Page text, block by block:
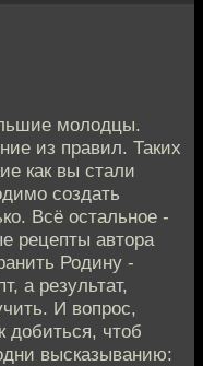
молодцы.
из правил. Таких
как вы стали
создать
Всё остальное -
рецепты автора
Родину -
а результат,
И вопрос,
добиться, чтоб
высказыванию: